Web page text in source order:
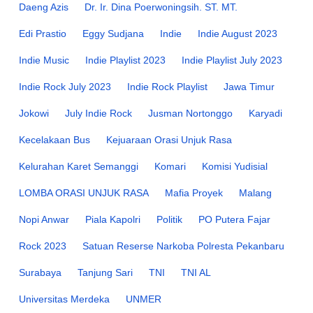
Daeng Azis Dr. Ir. Dina Poerwoningsih. ST. MT.
Edi Prastio Eggy Sudjana Indie Indie August 2023
Indie Music Indie Playlist 2023 Indie Playlist July 2023
Indie Rock July 2023 Indie Rock Playlist Jawa Timur
Jokowi July Indie Rock Jusman Nortonggo Karyadi
Kecelakaan Bus Kejuaraan Orasi Unjuk Rasa
Kelurahan Karet Semanggi Komari Komisi Yudisial
LOMBA ORASI UNJUK RASA Mafia Proyek Malang
Nopi Anwar Piala Kapolri Politik PO Putera Fajar
Rock 2023 Satuan Reserse Narkoba Polresta Pekanbaru
Surabaya Tanjung Sari TNI TNI AL
Universitas Merdeka UNMER